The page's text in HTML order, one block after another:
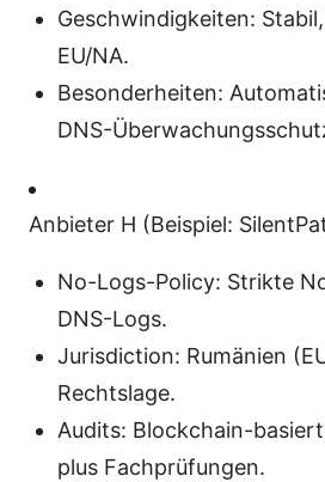
Geschwindigkeiten:
EU/NA.
Besonderheiten:
DNS-
Anbieter H (Beispiel:
No-Logs-Policy: Strikte
DNS-Logs.
Jurisdiction: Rumänien
Rechtslage.
Audits: Blockchain-
plus Fachprüfungen.